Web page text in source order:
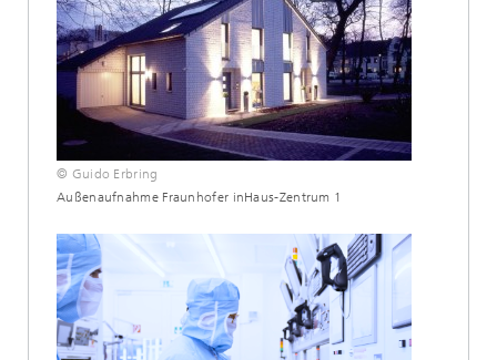
© Guido Erbring
Außenaufnahme Fraunhofer inHaus-Zentrum 1